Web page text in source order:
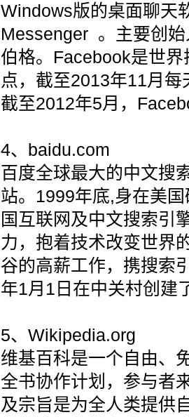
Windows版的桌面聊天
Messenger 。主要创始
伯格。Facebook是世
点，截至2013年11月
截至2012年5月，
4、baidu.com
百度全球最大的中文搜
站。1999年底,身在美
国互联网及中文搜索引
力，抱着技术改变世界
谷的高薪工作，携搜索
年1月1日在中关村创建
5、Wikipedia.org
维基百科是一个自由、
全书协作计划，参与者
及宗旨是为全人类提供